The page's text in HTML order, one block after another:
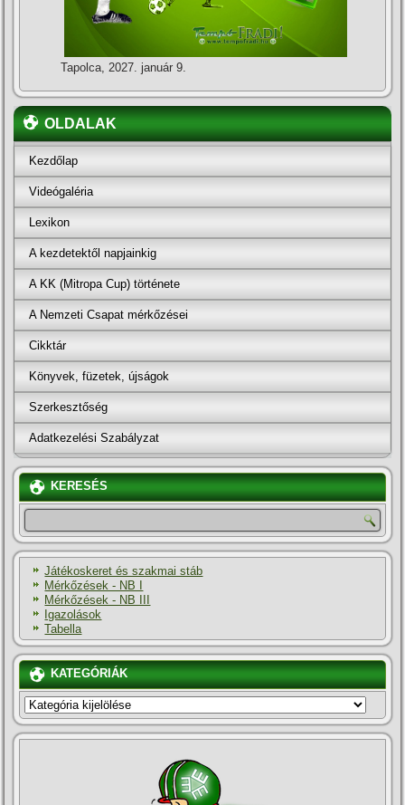
Tapolca, 2027. január 9.
OLDALAK
Kezdőlap
Videógaléria
Lexikon
A kezdetektől napjainkig
A KK (Mitropa Cup) története
A Nemzeti Csapat mérkőzései
Cikktár
Könyvek, füzetek, újságok
Szerkesztőség
Adatkezelési Szabályzat
KERESÉS
Játékoskeret és szakmai stáb
Mérkőzések - NB I
Mérkőzések - NB III
Igazolások
Tabella
KATEGÓRIÁK
KATEGÓRIÁK